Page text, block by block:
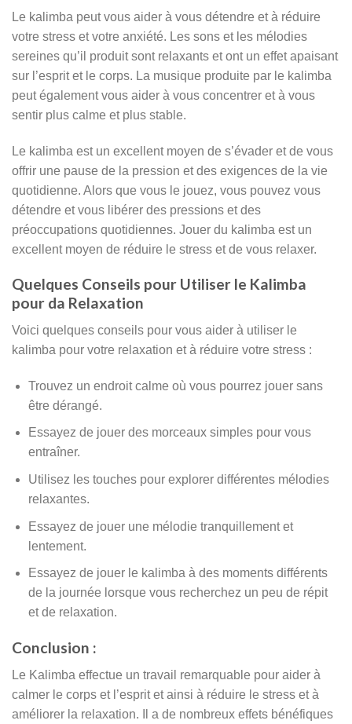
Le kalimba peut vous aider à vous détendre et à réduire
votre stress et votre anxiété. Les sons et les mélodies
sereines qu’il produit sont relaxants et ont un effet apaisant
sur l’esprit et le corps. La musique produite par le kalimba
peut également vous aider à vous concentrer et à vous
sentir plus calme et plus stable.
Le kalimba est un excellent moyen de s’évader et de vous
offrir une pause de la pression et des exigences de la vie
quotidienne. Alors que vous le jouez, vous pouvez vous
détendre et vous libérer des pressions et des
préoccupations quotidiennes. Jouer du kalimba est un
excellent moyen de réduire le stress et de vous relaxer.
Quelques Conseils pour Utiliser le Kalimba
pour da Relaxation
Voici quelques conseils pour vous aider à utiliser le
kalimba pour votre relaxation et à réduire votre stress :
Trouvez un endroit calme où vous pourrez jouer sans
être dérangé.
Essayez de jouer des morceaux simples pour vous
entraîner.
Utilisez les touches pour explorer différentes mélodies
relaxantes.
Essayez de jouer une mélodie tranquillement et
lentement.
Essayez de jouer le kalimba à des moments différents
de la journée lorsque vous recherchez un peu de répit
et de relaxation.
Conclusion :
Le Kalimba effectue un travail remarquable pour aider à
calmer le corps et l’esprit et ainsi à réduire le stress et à
améliorer la relaxation. Il a de nombreux effets bénéfiques